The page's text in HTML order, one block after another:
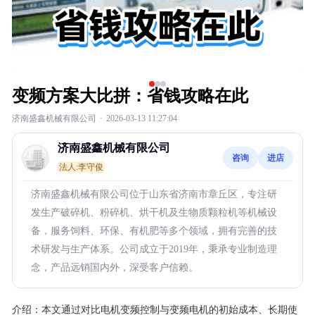
变频方案大比拼：省钱攻略在此
济南盛鑫机械有限公司 · 2026-03-13 11:27:04
济南盛鑫机械有限公司
法人:李守俊
咨询 进店
济南盛鑫机械有限公司位于山东省济南市章丘区，专注研
发生产破碎机、粉碎机、烘干机及生物质颗粒机等机械设
备，服务饲料、环保、有机肥等多个领域，拥有完善的技
术研发与生产体系。公司成立于2019年，秉承专业制造理
念，产品远销国内外，深受客户信赖。
介绍： 本文通过对比电机变频控制与变频电机的初始成本、长期使